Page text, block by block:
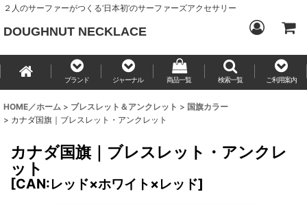
２人のサーファーがつくる‘日本初’のサーファーズアクセサリー
DOUGHNUT NECKLACE
ブランド ジャーナル 商品一覧 検索一覧 ご利用案内
HOME／ホーム > ブレスレット＆アンクレット > 国旗カラー
> カナダ国旗｜ブレスレット・アンクレット
カナダ国旗｜ブレスレット・アンクレ
ット
[CAN:レッド×ホワイト×レッド]